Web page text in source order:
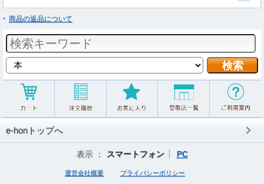
商品の返品について
e-honトップへ
表示 ： スマートフォン PC
運営会社概要 プライバシーポリシー